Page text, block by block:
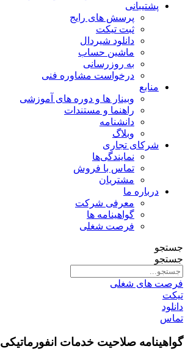
پشتیبانی
پرسش های رایج
ثبت تیکت
دانلود شیردال
ماشین حساب
به روزرسانی
درخواست مشاوره فنی
منابع
وبینار ها و دوره های آموزشی
راهنما و مستندات
دانشنامه
وبلاگ
شرکای تجاری
نمایندگی‌ها
تماس با فروش
مشتریان
درباره ما
معرفی شرکت
گواهینامه ها
فرصت شغلی
جستجو
جستجو
فرصت های شغلی
تیکت
دانلود
تماس
گواهینامه صلاحیت خدمات انفورماتیکی